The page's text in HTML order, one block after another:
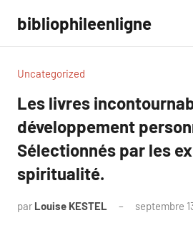
contenu
bibliophileenligne
Uncategorized
Les livres
développement
Sélectionnés par les
spiritualité.
par Louise KESTEL septembre